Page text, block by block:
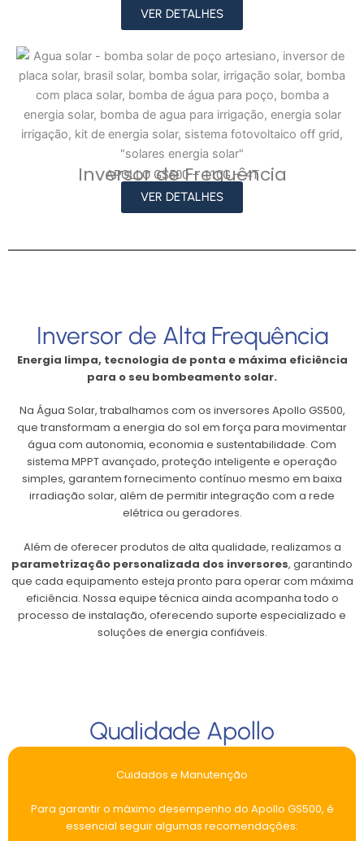
VER DETALHES
Inversor de Frequência
APOLLO GS500 – 110G – 4T
VER DETALHES
Inversor de Alta Frequência
Energia limpa, tecnologia de ponta e máxima eficiência
para o seu bombeamento solar.
Na Água Solar, trabalhamos com os inversores Apollo GS500,
que transformam a energia do sol em força para movimentar
água com autonomia, economia e sustentabilidade. Com
sistema MPPT avançado, proteção inteligente e operação
simples, garantem fornecimento contínuo mesmo em baixa
irradiação solar, além de permitir integração com a rede
elétrica ou geradores.
Além de oferecer produtos de alta qualidade, realizamos a
parametrização personalizada dos inversores, garantindo
que cada equipamento esteja pronto para operar com máxima
eficiência. Nossa equipe técnica ainda acompanha todo o
processo de instalação, oferecendo suporte especializado e
soluções de energia confiáveis.
Qualidade Apollo
Cuidados e Manutenção
Para garantir o máximo desempenho do Apollo GS500, é
essencial seguir algumas recomendações: